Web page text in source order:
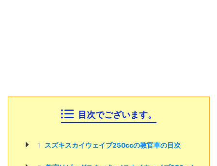
目次でございます。
1 スズキスカイウェイブ250ccの教官車の目次